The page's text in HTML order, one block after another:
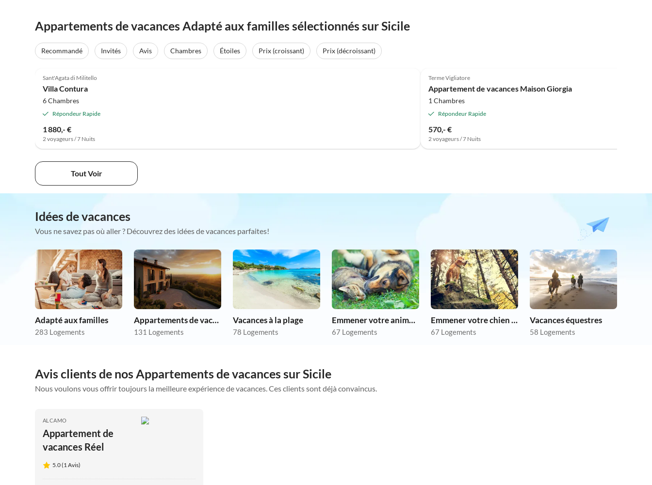
Appartements de vacances Adapté aux familles sélectionnés sur Sicile
Recommandé Invités Avis Chambres Étoiles Prix (croissant) Prix (décroissant)
Sant'Agata di Militello
Villa Contura
6 Chambres
Répondeur Rapide
1 880,- €
2 voyageurs / 7 Nuits
Terme Vigliatore
Appartement de vacances Maison Giorgia
1 Chambres
Répondeur Rapide
570,- €
2 voyageurs / 7 Nuits
Tout Voir
Idées de vacances
Vous ne savez pas où aller ? Découvrez des idées de vacances parfaites!
Adapté aux familles
283 Logements
Appartements de vacances pas chers
131 Logements
Vacances à la plage
78 Logements
Emmener votre animal en vacances
67 Logements
Emmener votre chien en vacances
67 Logements
Vacances équestres
58 Logements
Avis clients de nos Appartements de vacances sur Sicile
Nous voulons vous offrir toujours la meilleure expérience de vacances. Ces clients sont déjà convaincus.
ALCAMO
Appartement de
vacances Réel
5.0 (1 Avis)